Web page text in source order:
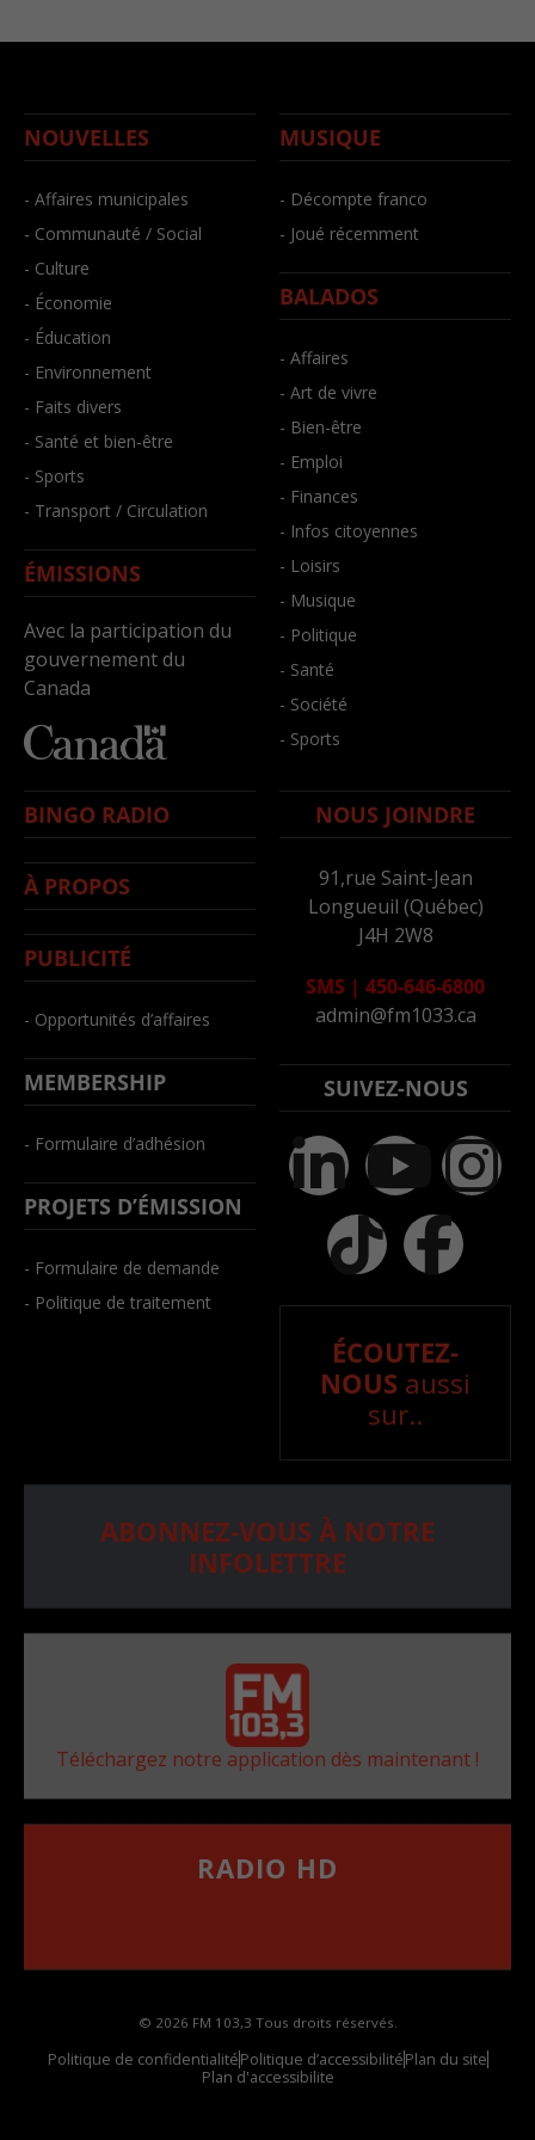
NOUVELLES
- Affaires municipales
- Communauté / Social
- Culture
- Économie
- Éducation
- Environnement
- Faits divers
- Santé et bien-être
- Sports
- Transport / Circulation
ÉMISSIONS
Avec la participation du
gouvernement du
Canada
MUSIQUE
- Décompte franco
- Joué récemment
BALADOS
- Affaires
- Art de vivre
- Bien-être
- Emploi
- Finances
- Infos citoyennes
- Loisirs
- Musique
- Politique
- Santé
- Société
- Sports
BINGO RADIO
À PROPOS
PUBLICITÉ
- Opportunités d’affaires
MEMBERSHIP
- Formulaire d’adhésion
PROJETS D’ÉMISSION
- Formulaire de demande
- Politique de traitement
NOUS JOINDRE
91,rue Saint-Jean
Longueuil (Québec)
J4H 2W8
SMS | 450-646-6800
admin@fm1033.ca
SUIVEZ-NOUS
ÉCOUTEZ-
NOUS aussi
sur..
ABONNEZ-VOUS À NOTRE
INFOLETTRE
Téléchargez notre application dès maintenant !
RADIO HD
© 2026 FM 103,3 Tous droits réservés.
Politique de confidentialitéPolitique d’accessibilitéPlan du site
Plan d'accessibilite